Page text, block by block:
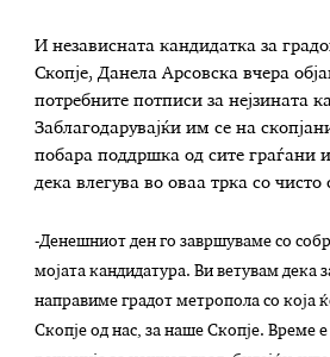
И независната кандидатка за
Скопје, Данела Арсовска вчера
потребните потписи за нејзината
Заблагодарувајќи им се на
побараподдршка од сите граѓани
дека влегува во оваа трка со чисто
-Денешниот ден го завршуваме со
мојата кандидатура. Ви ветувам дека
направиме градот метропола со која
Скопје од нас, за наше Скопје. Време